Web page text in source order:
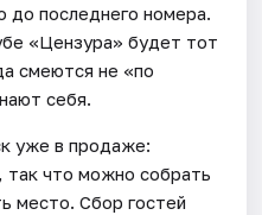
до последнего номера.
«Цензура» будет тот
смеются не «по
себя.
уже в продаже:
так что можно собрать
место. Сбор гостей